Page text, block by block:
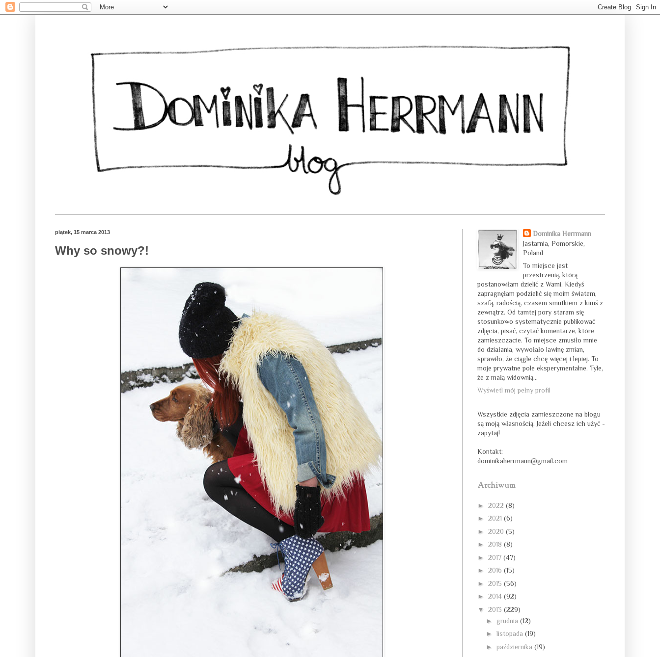
piątek, 15 marca 2013
Why so snowy?!
Dominika Herrmann
Jastarnia, Pomorskie,
Poland
To miejsce jest
przestrzenią, którą
postanowiłam dzielić z Wami. Kiedyś
zapragnęłam podzielić się moim światem,
szafą, radością, czasem smutkiem z kimś z
zewnątrz. Od tamtej pory staram się
stosunkowo systematycznie publikować
zdjęcia, pisać, czytać komentarze, które
zamieszczacie. To miejsce zmusiło mnie
do działania, wywołało lawinę zmian,
sprawiło, że ciągle chcę więcej i lepiej. To
moje prywatne pole eksperymentalne. Tyle,
że z małą widownią...
Wyświetl mój pełny profil
Wszystkie zdjęcia zamieszczone na blogu
są moją własnością. Jeżeli chcesz ich użyć -
zapytaj!
Kontakt:
dominikaherrmann@gmail.com
Archiwum
► 2022 (8)
► 2021 (6)
► 2020 (5)
► 2018 (8)
► 2017 (47)
► 2016 (15)
► 2015 (56)
► 2014 (92)
▼ 2013 (229)
► grudnia (12)
► listopada (19)
► października (19)